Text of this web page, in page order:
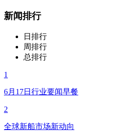
新闻排行
日排行
周排行
总排行
1
6月17日行业要闻早餐
2
全球新船市场新动向